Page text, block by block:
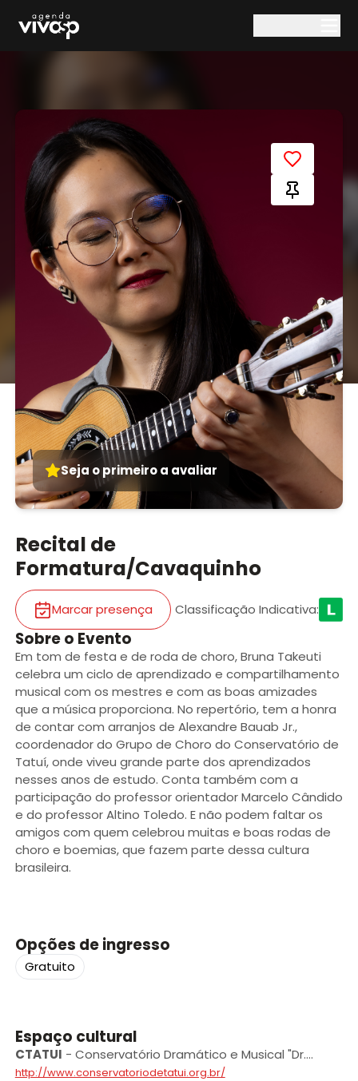
Seja o primeiro a avaliar
Recital de
Formatura/Cavaquinho
Marcar presença Classificação Indicativa:
Sobre o Evento
Em tom de festa e de roda de choro, Bruna Takeuti
celebra um ciclo de aprendizado e compartilhamento
musical com os mestres e com as boas amizades
que a música proporciona. No repertório, tem a honra
de contar com arranjos de Alexandre Bauab Jr.,
coordenador do Grupo de Choro do Conservatório de
Tatuí, onde viveu grande parte dos aprendizados
nesses anos de estudo. Conta também com a
participação do professor orientador Marcelo Cândido
e do professor Altino Toledo. E não podem faltar os
amigos com quem celebrou muitas e boas rodas de
choro e boemias, que fazem parte dessa cultura
brasileira.
Opções de ingresso
Gratuito
Espaço cultural
CTATUI - Conservatório Dramático e Musical "Dr.
Carlos de Campos” de Tatuí
http://www.conservatoriodetatui.org.br/